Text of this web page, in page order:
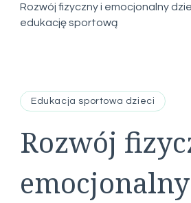
Rozwój fizyczny i emocjonalny
edukację sportową
Edukacja sportowa dzieci
Rozwój